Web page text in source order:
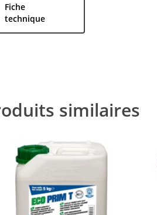
Fiche
technique
similaires